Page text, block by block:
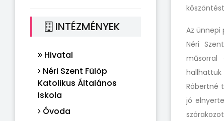
INTÉZMÉNYEK
Hivatal
Néri Szent Fülöp
Katolikus Általános
Iskola
Óvoda
Az
Néri
műsorral
Róbertné
jó